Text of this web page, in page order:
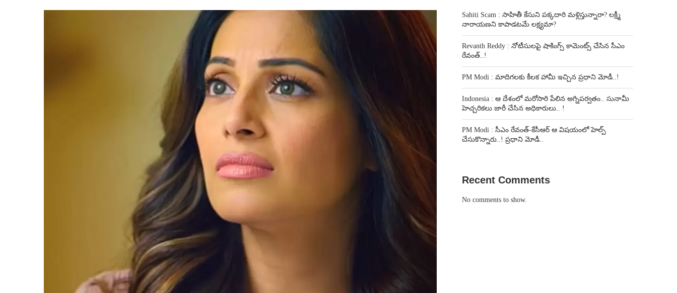
Sahiti Scam : సాహితీ కేసుని పక్కదారి మళ్లిస్తున్నారా? లక్ష్మీ
నారాయణని కాపాడటమే లక్ష్యమా?
Revanth Reddy : నోటీసులపై షాకింగ్స్ కామెంట్స్ చేసిన సీఎం
రేవంత్..!
PM Modi : మాదిగలకు కీలక హామీ ఇచ్చిన ప్రధాని మోడీ..!
Indonesia : ఆ దేశంలో మరోసారి పేలిన అగ్నిపర్వతం.. సునామీ
హెచ్చరికలు జారీ చేసిన అధికారులు.. !
PM Modi : సీఎం రేవంత్-కేసీఆర్ ఆ విషయంలో హెల్ప్
చేసుకొన్నారు..! ప్రధాని మోడీ..
Recent Comments
No comments to show.